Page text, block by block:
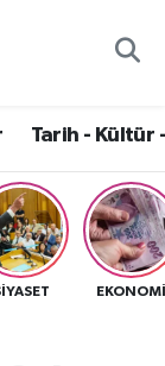
Tarih - Kültür
EKONOMI